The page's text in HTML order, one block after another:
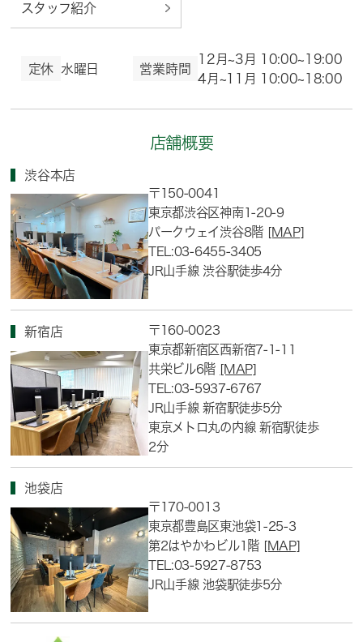
スタッフ紹介
定休 水曜日 営業時間
12月~3月 10:00~19:00
4月~11月 10:00~18:00
店舗概要
渋谷本店
〒150-0041
東京都渋谷区神南1-20-9
パークウェイ渋谷8階 [MAP]
TEL:03-6455-3405
JR山手線 渋谷駅徒歩4分
新宿店
〒160-0023
東京都新宿区西新宿7-1-11
共栄ビル6階 [MAP]
TEL:03-5937-6767
JR山手線 新宿駅徒歩5分
東京メトロ丸の内線 新宿駅徒歩
2分
池袋店
〒170-0013
東京都豊島区東池袋1-25-3
第2はやかわビル1階 [MAP]
TEL:03-5927-8753
JR山手線 池袋駅徒歩5分